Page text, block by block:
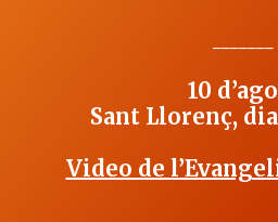
10
Sant Llorenç,
Video de